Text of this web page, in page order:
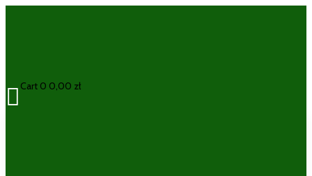
 Cart 0 0,00 zł